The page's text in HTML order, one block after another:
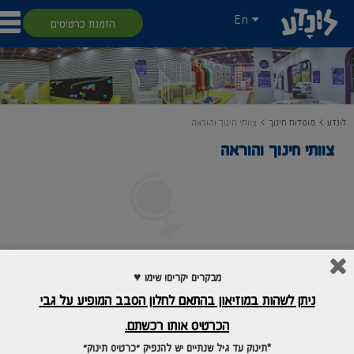
En הזמנת כרטיסים
לונדע מוסדות חינוך צוותי חינוך והוראה
צוותי חינוך והוראה
מבקרים יקרים! שימו ♥
ניתן לשהות במוזיאון בהתאם לחלון הסבב המופיע על גבי
הכרטיס אותו רכשתם.
*תינוק עד גיל שנתיים יש להנפיק "כרטיס תינוק"